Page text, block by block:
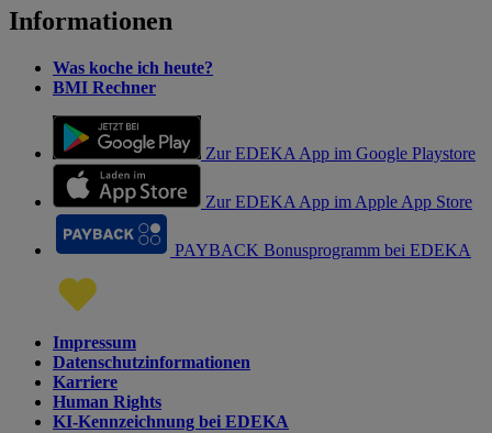
Informationen
Was koche ich heute?
BMI Rechner
Zur EDEKA App im Google Playstore
Zur EDEKA App im Apple App Store
PAYBACK Bonusprogramm bei EDEKA
Impressum
Datenschutzinformationen
Karriere
Human Rights
KI-Kennzeichnung bei EDEKA